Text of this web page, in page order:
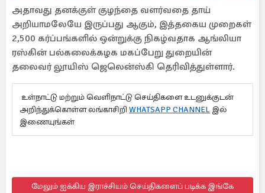
அதாவது தனக்குள் குழந்தை வளர்வதை தாய்
அறியாமலேயே இருப்பது ஆகும், இத்தகைய முறைகள்
2,500 கர்ப்பங்களில் ஒன்றுக்கு நிகழ்வதாக ஆங்லியா
ரஸ்கின் பல்கலைக்கழக மகப்பேறு துறையின்
தலைவர் லூயிஸ் ஜெலென்ஸ்கி தெரிவித்துள்ளார்.
உள்நாட்டு மற்றும் வெளிநாட்டு செய்திகளை உடனுக்குடன்
அறிந்துக்கொள்ள லங்காசிறி WHATSAPP CHANNEL இல்
இணையுங்கள்
மேலும் ஐக்கிய இராச்சியம் செய்திகளைப் படிக்க இங்கே